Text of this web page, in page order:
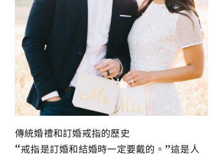
傳統婚禮和訂婚戒指的歷史
“戒指是訂婚和結婚時一定要戴的。”這是人